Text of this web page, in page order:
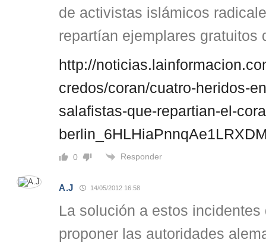
de activistas islámicos
repartían ejemplares gratuitos
http://
credos/coran/cuatro-heridos-
salafistas-que-repartian-el-
0 Responder
A.J 14/05/2012 16:58
La solución a estos incidentes
proponer las autoridades